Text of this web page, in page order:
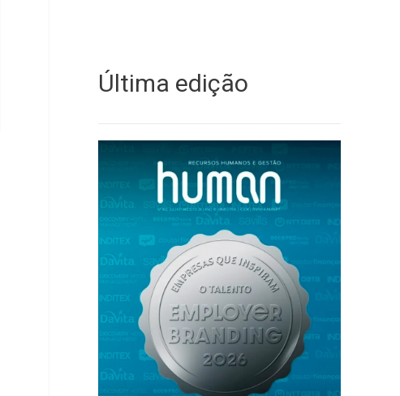
Última edição